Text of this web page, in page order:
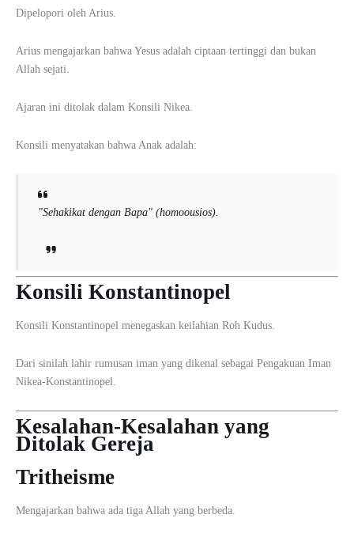
Dipelopori oleh Arius.
Arius mengajarkan bahwa Yesus adalah ciptaan tertinggi dan bukan
Allah sejati.
Ajaran ini ditolak dalam Konsili Nikea.
Konsili menyatakan bahwa Anak adalah:
"Sehakikat dengan Bapa" (homoousios).
Konsili Konstantinopel
Konsili Konstantinopel menegaskan keilahian Roh Kudus.
Dari sinilah lahir rumusan iman yang dikenal sebagai Pengakuan Iman
Nikea-Konstantinopel.
Kesalahan-Kesalahan yang
Ditolak Gereja
Tritheisme
Mengajarkan bahwa ada tiga Allah yang berbeda.